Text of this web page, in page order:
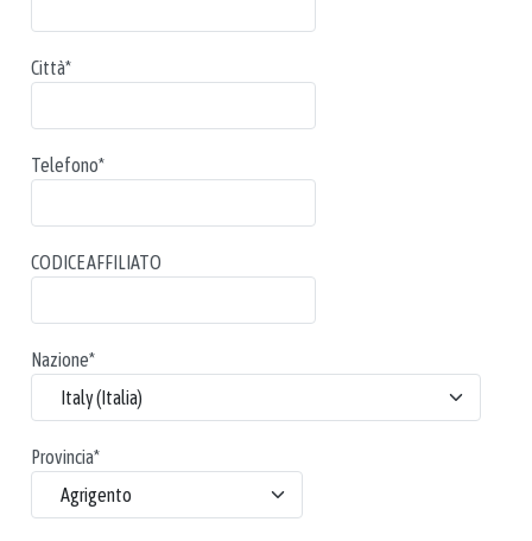
Città*
Telefono*
CODICE AFFILIATO
Nazione*
Provincia*